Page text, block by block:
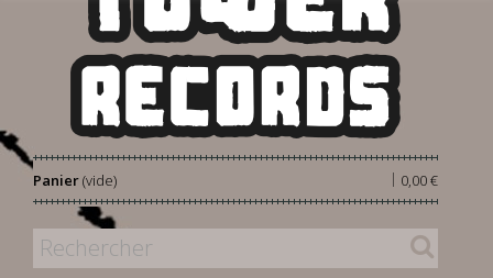
Panier 0,00 €
|
(vide)